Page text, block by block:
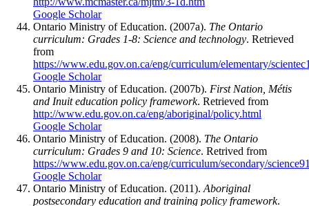
Google Scholar
Ontario Ministry of Education. (2007a). The Ontario
curriculum: Grades 1-8: Science and technology. Retrieved
from
https://www.edu.gov.on.ca/eng/curriculum/elementary/
Google Scholar
Ontario Ministry of Education. (2007b). First Nation, Métis
and Inuit education policy framework. Retrieved from
http://www.edu.gov.on.ca/eng/aboriginal/policy.html
Google Scholar
Ontario Ministry of Education. (2008). The Ontario
curriculum: Grades 9 and 10: Science. Retrived from
https://www.edu.gov.on.ca/eng/curriculum/secondary/
Google Scholar
Ontario Ministry of Education. (2011). Aboriginal
postsecondary education and training policy framework.